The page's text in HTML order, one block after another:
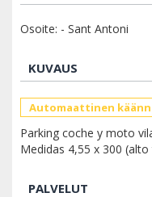
Osoite: - Sant Antoni
KUVAUS
Automaattinen
Parking coche y moto
Medidas 4,55 x 300
PALVELUT